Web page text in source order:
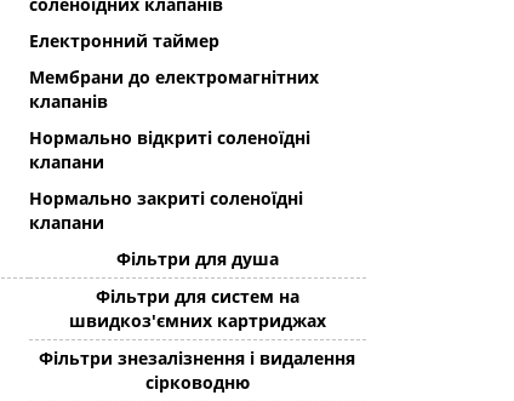
Електронний таймер
Мембрани до електромагнітних
клапанів
Нормально відкриті соленоїдні
клапани
Нормально закриті соленоїдні
клапани
Фільтри для душа
Фільтри для систем на
швидкоз'ємних картриджах
Фільтри знезалізнення і видалення
сірководню